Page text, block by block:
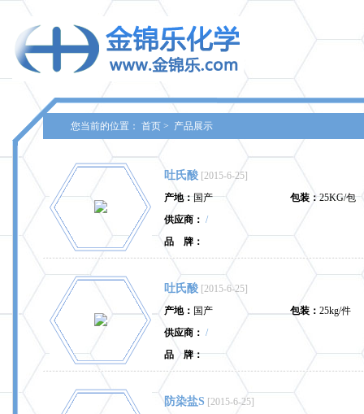
您当前的位置： 首页 > 产品展示
吐氏酸 [2015-6-25]
产地：国产 包装：25KG/包
供应商： /
品 牌：
吐氏酸 [2015-6-25]
产地： 国产 包装： 25kg/件
供应商： /
品 牌：
防染盐S [2015-6-25]